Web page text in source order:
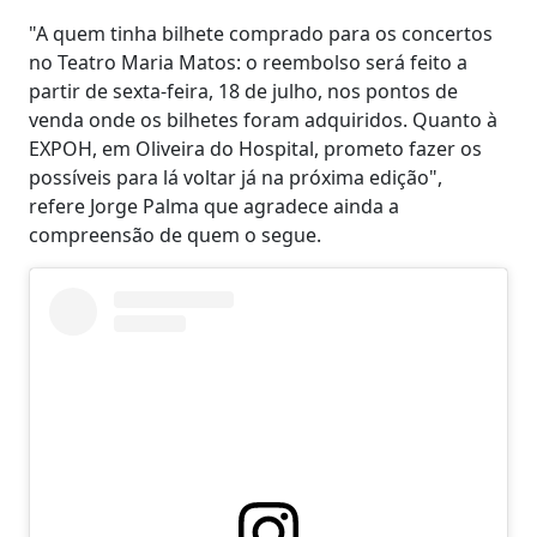
"A quem tinha bilhete comprado para os concertos
no Teatro Maria Matos: o reembolso será feito a
partir de sexta-feira, 18 de julho, nos pontos de
venda onde os bilhetes foram adquiridos. Quanto à
EXPOH, em Oliveira do Hospital, prometo fazer os
possíveis para lá voltar já na próxima edição",
refere Jorge Palma que agradece ainda a
compreensão de quem o segue.